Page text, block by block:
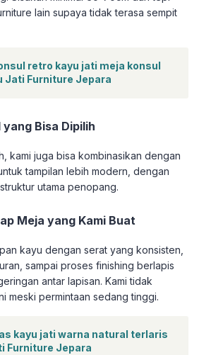
lain supaya tidak terasa sempit
retro kayu jati meja konsul
Jati Furniture Jepara
Bisa Dipilih
kami juga bisa kombinasikan dengan
tampilan lebih modern, dengan
utama penopang.
Meja yang Kami Buat
kayu dengan serat yang konsisten,
sampai proses finishing berlapis
antar lapisan. Kami tidak
meski permintaan sedang tinggi.
kayu jati warna natural terlaris
Furniture Jepara